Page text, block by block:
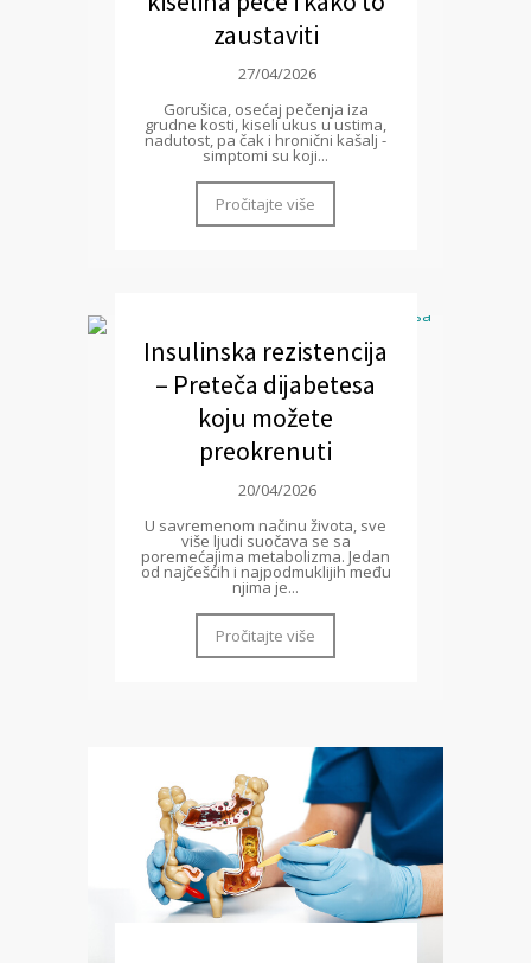
zaustaviti
27/04/2026
Gorušica, osećaj pečenja iza
grudne kosti, kiseli ukus u ustima,
nadutost, pa čak i hronični kašalj -
simptomi su koji...
Pročitajte više
Insulinska rezistencija
– Preteča dijabetesa
koju možete
preokrenuti
20/04/2026
U savremenom načinu života, sve
više ljudi suočava se sa
poremećajima metabolizma. Jedan
od najčešćih i najpodmuklijih među
njima je...
Pročitajte više